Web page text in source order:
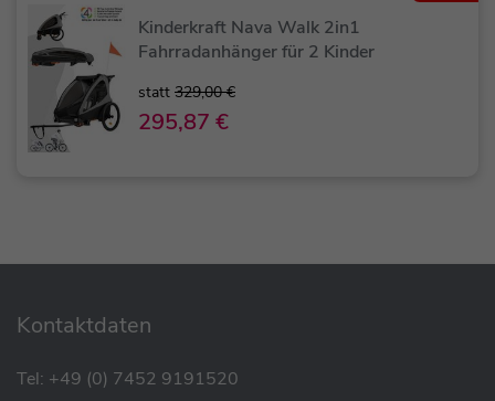
Kinderkraft Nava Walk 2in1
Fahrradanhänger für 2 Kinder
statt 329,00 €
295,87 €
Kontaktdaten
Tel: +49 (0) 7452 9191520